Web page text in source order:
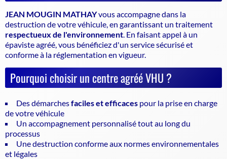
JEAN MOUGIN MATHAYvous accompagne dans la
destruction de votre véhicule, en garantissant un traitement
respectueux de l'environnement . En faisant appel à un
épaviste agréé , vous bénéficiez d'un service sécurisé et
conforme à la réglementation en vigueur.
Pourquoi choisir un centre agréé VHU ?
Des démarchesfaciles et efficaces pour la prise en charge
de votre véhicule
Un accompagnement personnalisé tout au long du
processus
Une destruction conforme aux normes environnementales
et légales